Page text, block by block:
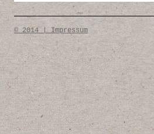
© 2014 | Impressum